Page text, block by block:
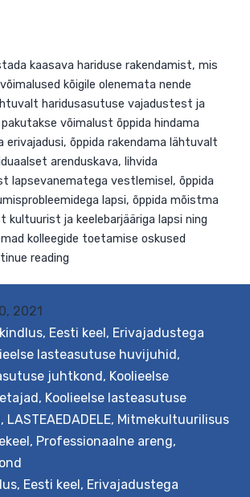
kaasava hariduse rakendamist,
võimalused kõigile olenemata nende
haridusasutuse vajadustest ja
pakutakse võimalust õppida hindama
ja erivajadusi, õppida rakendama
arenduskava, lihvida
lapsevanematega vestlemisel, õppida
lapsi, õppida
kultuurist ja keelebarjääriga lapsi ning
kolleegide toetamise oskused
readingKaasava
hariduse
edendamine
lasteaias
2021
, Eesti keel, Erivajadustega
lasteasutuse huvijuhid,
juhtkond, Koolieelse
, Koolieelse lasteasutuse
, LASTEAEDADELE, Mitmekultuurilisus
, Professionaalne areng,
, Eesti keel, Erivajadustega